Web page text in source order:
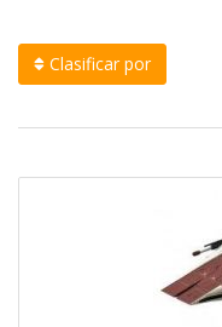
Clasificar por